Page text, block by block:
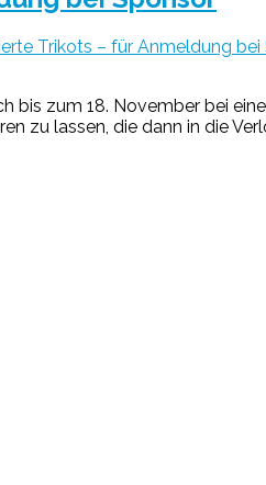
Trikots – für Anmeldung bei
bis zum 18. November bei
zu lassen, die dann in die